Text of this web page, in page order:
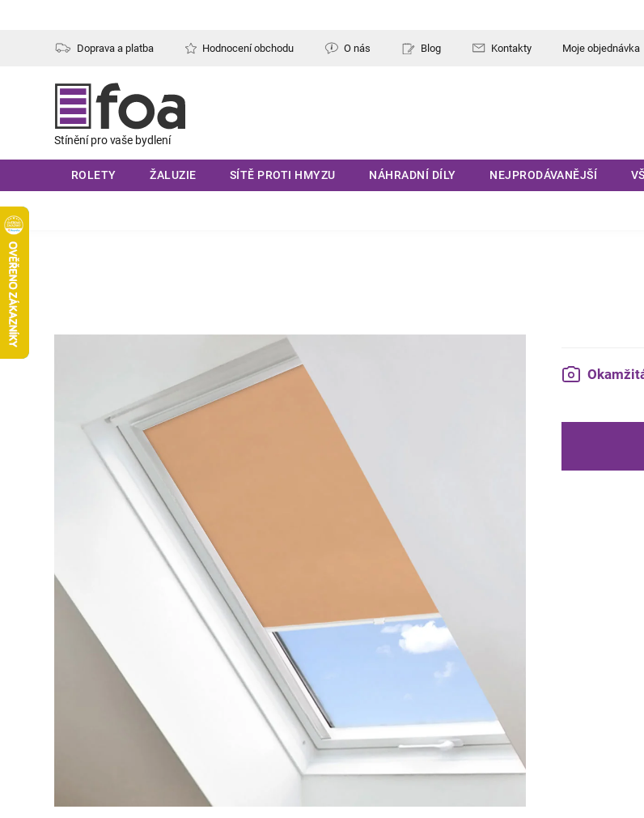
Doprava a platba Hodnocení obchodu O nás Blog Kontakty Moje objednávka
ROLETY ŽALUZIE SÍTĚ PROTI HMYZU NÁHRADNÍ DÍLY NEJPRODÁVANĚJŠÍ